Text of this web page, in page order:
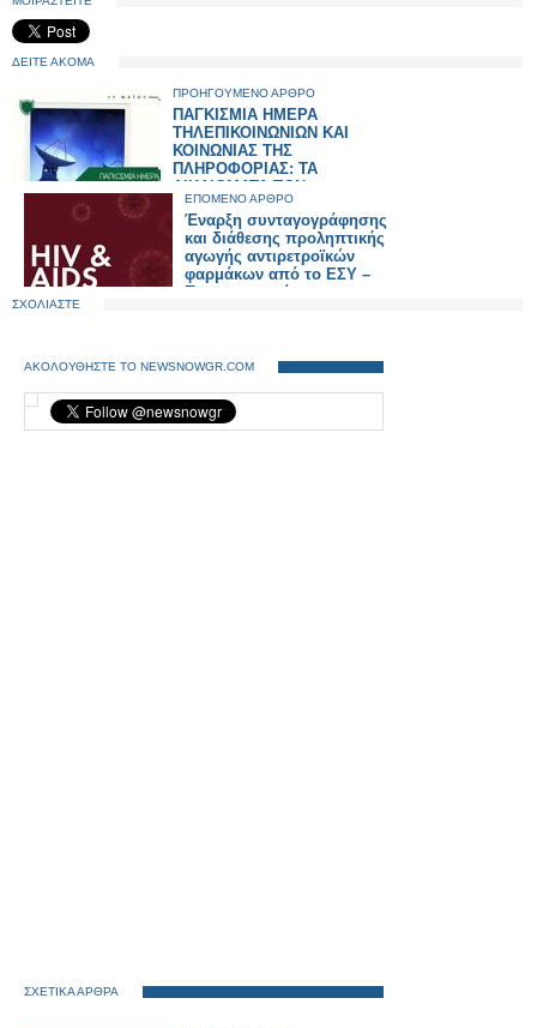
ΔΕΙΤΕ ΑΚΟΜΑ
ΠΡΟΗΓΟΥΜΕΝΟ ΑΡΘΡΟ
ΠΑΓΚΙΣΜΙΑ ΗΜΕΡΑ
ΤΗΛΕΠΙΚΟΙΝΩΝΙΩΝ ΚΑΙ
ΚΟΙΝΩΝΙΑΣ ΤΗΣ
ΠΛΗΡΟΦΟΡΙΑΣ: ΤΑ
ΔΙΚΑΙΩΜΑΤΑ ΤΩΝ
ΚΑΤΑΝΑΛΩΤΩΝ
ΕΠΟΜΕΝΟ ΑΡΘΡΟ
Έναρξη συνταγογράφησης
και διάθεσης προληπτικής
αγωγής αντιρετροϊκών
φαρμάκων από το ΕΣΥ –
Ποιους αφορά
ΣΧΟΛΙΑΣΤΕ
ΑΚΟΛΟΥΘΗΣΤΕ ΤΟ NEWSNOWGR.COM
ΣΧΕΤΙΚΑ ΑΡΘΡΑ